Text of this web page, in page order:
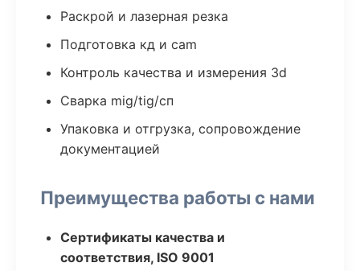
Раскрой и лазерная резка
Подготовка кд и cam
Контроль качества и измерения 3d
Сварка mig/tig/сп
Упаковка и отгрузка, сопровождение
документацией
Преимущества работы с нами
Сертификаты качества и
соответствия, ISO 9001